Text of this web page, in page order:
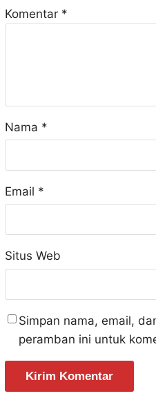
Komentar *
Nama *
Email *
Situs Web
Simpan nama, email,
peramban ini untuk